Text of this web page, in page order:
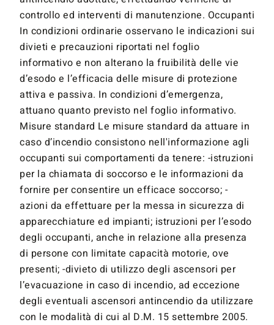
controllo ed interventi di manutenzione. Occupanti
In condizioni ordinarie osservano le indicazioni sui
divieti e precauzioni riportati nel foglio
informativo e non alterano la fruibilità delle vie
d’esodo e l’efficacia delle misure di protezione
attiva e passiva. In condizioni d’emergenza,
attuano quanto previsto nel foglio informativo.
Misure standard Le misure standard da attuare in
caso d’incendio consistono nell'informazione agli
occupanti sui comportamenti da tenere: -istruzioni
per la chiamata di soccorso e le informazioni da
fornire per consentire un efficace soccorso; -
azioni da effettuare per la messa in sicurezza di
apparecchiature ed impianti; istruzioni per l’esodo
degli occupanti, anche in relazione alla presenza
di persone con limitate capacità motorie, ove
presenti; -divieto di utilizzo degli ascensori per
l’evacuazione in caso di incendio, ad eccezione
degli eventuali ascensori antincendio da utilizzare
con le modalità di cui al D.M. 15 settembre 2005.